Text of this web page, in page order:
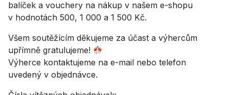
balíček a vouchery na nákup v našem e-shopu
v hodnotách 500, 1 000 a 1 500 Kč.
Všem soutěžícím děkujeme za účast a výhercům
upřímně gratulujeme!
Výherce kontaktujeme na e-mail nebo telefon
uvedený v objednávce.